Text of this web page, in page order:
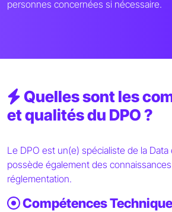
personnes concernées si nécessaire.
Quelles sont les
et qualités du DPO ?
Le DPO est un(e) spécialiste de la
possède également des
réglementation.
Compétences